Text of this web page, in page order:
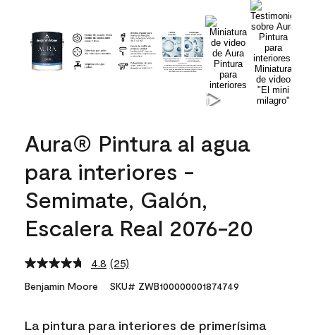
Aura® Pintura al agua
para interiores -
Semimate, Galón,
Escalera Real 2076-20
4.8 Read
25
Reviews.
link.
(25)
Benjamin Moore SKU# ZWB100000001874749
La pintura para interiores de primerísima